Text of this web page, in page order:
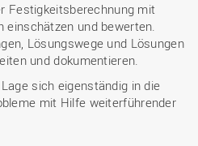
Festigkeitsberechnung mit
einschätzen und bewerten.
Lösungswege und Lösungen
und dokumentieren.
sich eigenständig in die
mit Hilfe weiterführender